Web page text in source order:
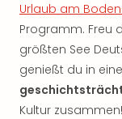
Urlaub am
Programm. Freu
größten See
genießt du in
Kultur zusammen!